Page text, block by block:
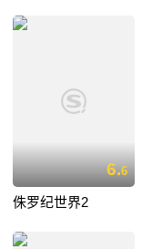
6.6
侏罗纪世界2